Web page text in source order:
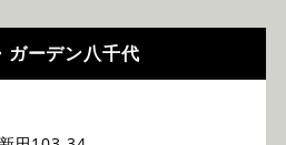
ガーデン八千代